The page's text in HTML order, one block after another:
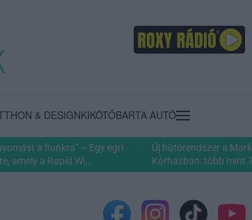
& DESIGNKIKÖTŐBARTA AUTÓ
a fiunkra” – Egy egri
amely a Rapid Wi...
Új hűtőrendszer a
Kórházban: több mint